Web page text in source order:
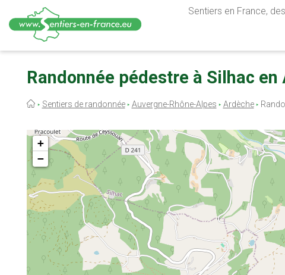
contenu
Sentiers en France,
Randonnée pédestre à Silhac
Fil
Sentiers de randonnée Auvergne-Rhône-Alpes Ardèche
+
−